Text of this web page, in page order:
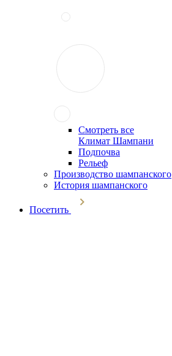
Смотреть все
Климат Шампани
Подпочва
Рельеф
Производство шампанского
История шампанского
Посетить